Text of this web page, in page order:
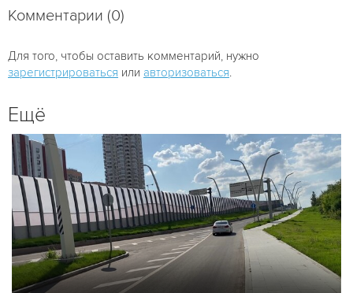
Комментарии (0)
Для того, чтобы оставить комментарий, нужно
зарегистрироваться или авторизоваться
Ещё